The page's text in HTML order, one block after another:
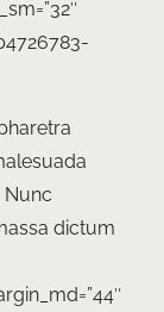
Nunc
dictum